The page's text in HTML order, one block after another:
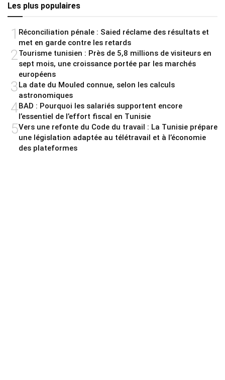
Les plus populaires
1 Réconciliation pénale : Saied réclame des résultats et
met en garde contre les retards
2 Tourisme tunisien : Près de 5,8 millions de visiteurs en
sept mois, une croissance portée par les marchés
européens
3La date du Mouled connue, selon les calculs
astronomiques
4BAD : Pourquoi les salariés supportent encore
l’essentiel de l’effort fiscal en Tunisie
5Vers une refonte du Code du travail : La Tunisie prépare
une législation adaptée au télétravail et à l’économie
des plateformes